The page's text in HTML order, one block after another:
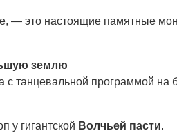
— это настоящие памятные
землю
с танцевальной программой на
у гигантской Волчьей пасти.